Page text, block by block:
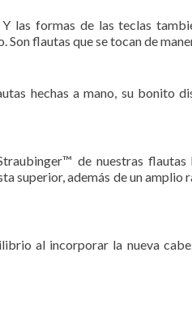
las formas de las teclas
Son flautas que se tocan de
hechas a mano, su bonito
de nuestras flautas
superior, además de un
al incorporar la nueva